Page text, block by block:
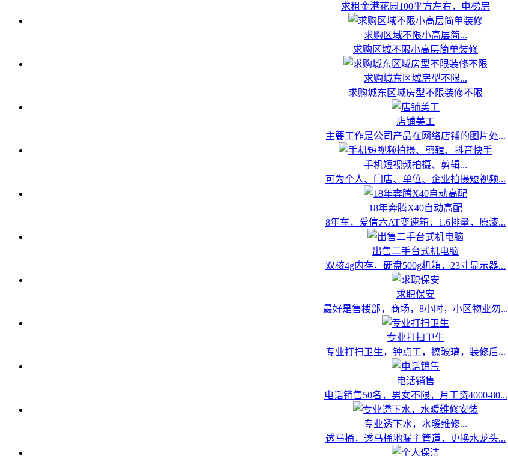
求租金港花园100平方左右，电梯房
求购区域不限小高层简...
求购区域不限小高层简单装修
求购城东区域房型不限...
求购城东区域房型不限装修不限
店铺美工
主要工作是公司产品在网络店铺的图片处...
手机短视频拍摄、剪辑...
可为个人、门店、单位、企业拍摄短视频...
18年奔腾X40自动高配
8年车，爱信六AT变速箱，1.6排量，原漆...
出售二手台式机电脑
双核4g内存，硬盘500g机箱，23寸显示器...
求职保安
最好是售楼部，商场，8小时，小区物业勿...
专业打扫卫生
专业打扫卫生，钟点工，擦玻璃，装修后...
电话销售
电话销售50名，男女不限，月工资4000-80...
专业透下水，水暖维修...
透马桶，透马桶地漏主管道，更换水龙头...